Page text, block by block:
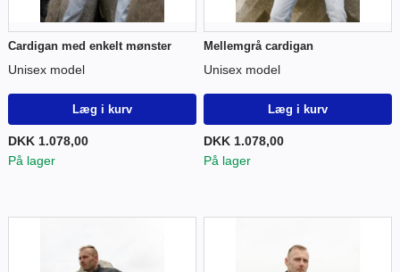
Cardigan med enkelt mønster
Unisex model
Læg i kurv
DKK 1.078,00
På lager
Mellemgrå cardigan
Unisex model
Læg i kurv
DKK 1.078,00
På lager